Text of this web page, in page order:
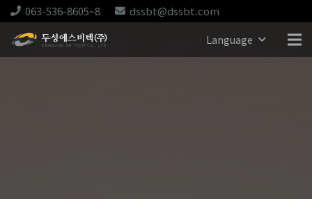
063-536-8605~8 dssbt@dssbt.com
Language